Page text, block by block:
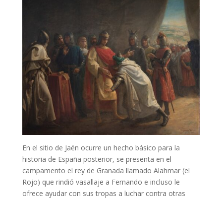
Una alianza inesperada
En el sitio de Jaén ocurre un hecho básico para la